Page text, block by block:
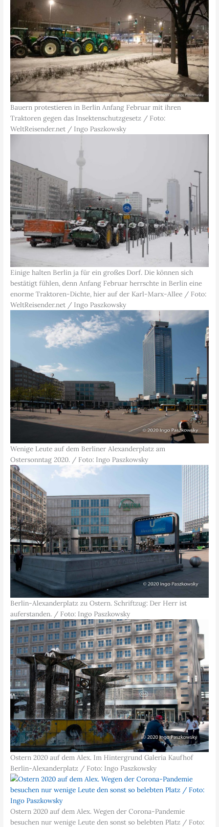
Bauern protestieren in Berlin Anfang Februar mit ihren
Traktoren gegen das Insektenschutzgesetz / Foto:
WeltReisender.net / Ingo Paszkowsky
Einige halten Berlin ja für ein großes Dorf. Die können sich
bestätigt fühlen, denn Anfang Februar herrschte in Berlin eine
enorme Traktoren-Dichte, hier auf der Karl-Marx-Allee / Foto:
WeltReisender.net / Ingo Paszkowsky
Wenige Leute auf dem Berliner Alexanderplatz am
Ostersonntag 2020. / Foto: Ingo Paszkowsky
Berlin-Alexanderplatz zu Ostern. Schriftzug: Der Herr ist
auferstanden. / Foto: Ingo Paszkowsky
Ostern 2020 auf dem Alex. Im Hintergrund Galeria Kaufhof
Berlin-Alexanderplatz / Foto: Ingo Paszkowsky
Ostern 2020 auf dem Alex. Wegen der Corona-Pandemie
besuchen nur wenige Leute den sonst so belebten Platz / Foto: